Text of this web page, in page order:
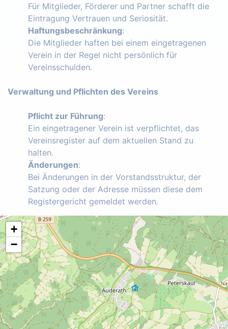
Für Mitglieder, Förderer und Partner schafft die
Eintragung Vertrauen und Seriosität.
Haftungsbeschränkung:
Die Mitglieder haften bei einem eingetragenen
Verein in der Regel nicht persönlich für
Vereinsschulden.
Verwaltung und Pflichten des Vereins
Pflicht zur Führung:
Ein eingetragener Verein ist verpflichtet, das
Vereinsregister auf dem aktuellen Stand zu
halten.
Änderungen:
Bei Änderungen in der Vorstandsstruktur, der
Satzung oder der Adresse müssen diese dem
Registergericht gemeldet werden.
+
−